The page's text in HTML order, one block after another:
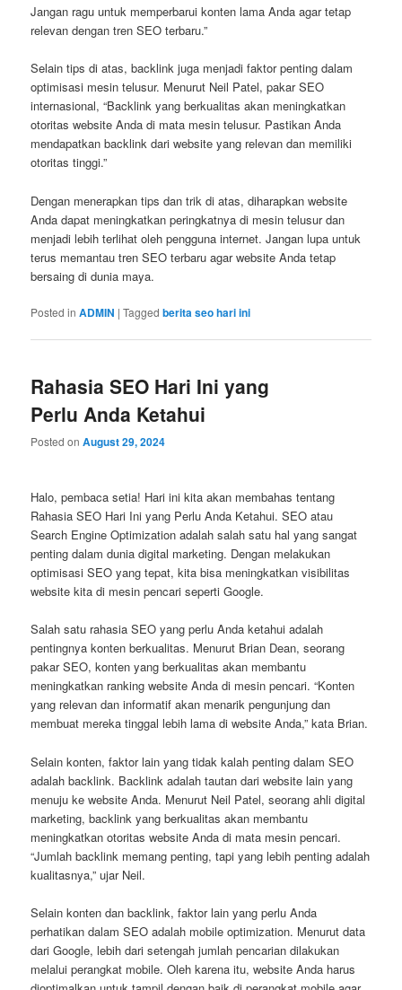
Jangan ragu untuk memperbarui konten lama Anda agar tetap
relevan dengan tren SEO terbaru.”
Selain tips di atas, backlink juga menjadi faktor penting dalam
optimisasi mesin telusur. Menurut Neil Patel, pakar SEO
internasional, “Backlink yang berkualitas akan meningkatkan
otoritas website Anda di mata mesin telusur. Pastikan Anda
mendapatkan backlink dari website yang relevan dan memiliki
otoritas tinggi.”
Dengan menerapkan tips dan trik di atas, diharapkan website
Anda dapat meningkatkan peringkatnya di mesin telusur dan
menjadi lebih terlihat oleh pengguna internet. Jangan lupa untuk
terus memantau tren SEO terbaru agar website Anda tetap
bersaing di dunia maya.
Posted in ADMIN |Tagged berita seo hari ini
Rahasia SEO Hari Ini yang
Perlu Anda Ketahui
Posted onAugust 29, 2024
Halo, pembaca setia! Hari ini kita akan membahas tentang
Rahasia SEO Hari Ini yang Perlu Anda Ketahui. SEO atau
Search Engine Optimization adalah salah satu hal yang sangat
penting dalam dunia digital marketing. Dengan melakukan
optimisasi SEO yang tepat, kita bisa meningkatkan visibilitas
website kita di mesin pencari seperti Google.
Salah satu rahasia SEO yang perlu Anda ketahui adalah
pentingnya konten berkualitas. Menurut Brian Dean, seorang
pakar SEO, konten yang berkualitas akan membantu
meningkatkan ranking website Anda di mesin pencari. “Konten
yang relevan dan informatif akan menarik pengunjung dan
membuat mereka tinggal lebih lama di website Anda,” kata Brian.
Selain konten, faktor lain yang tidak kalah penting dalam SEO
adalah backlink. Backlink adalah tautan dari website lain yang
menuju ke website Anda. Menurut Neil Patel, seorang ahli digital
marketing, backlink yang berkualitas akan membantu
meningkatkan otoritas website Anda di mata mesin pencari.
“Jumlah backlink memang penting, tapi yang lebih penting adalah
kualitasnya,” ujar Neil.
Selain konten dan backlink, faktor lain yang perlu Anda
perhatikan dalam SEO adalah mobile optimization. Menurut data
dari Google, lebih dari setengah jumlah pencarian dilakukan
melalui perangkat mobile. Oleh karena itu, website Anda harus